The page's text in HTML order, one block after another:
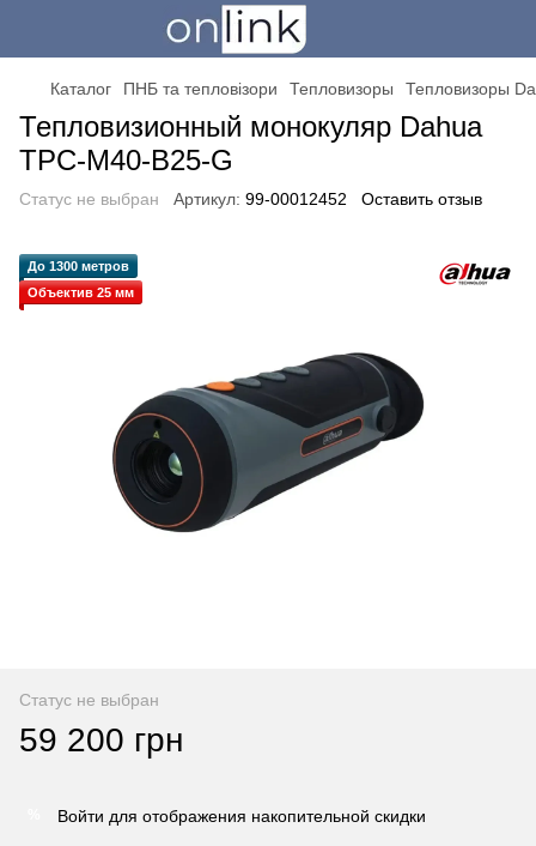
Каталог ПНБ та тепловізори Тепловизоры Тепловизоры
Тепловизионный монокуляр Dahua
TPC-M40-B25-G
Статус не выбран Артикул: 99-00012452 Оставить отзыв
До 1300 метров
Объектив 25 мм
Статус не выбран
59 200 грн
Войти для отображения накопительной скидки